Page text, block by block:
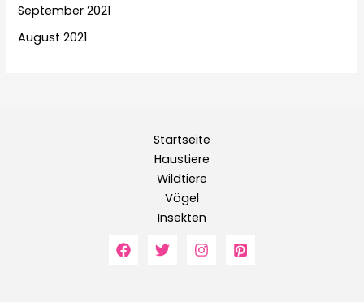
September 2021
August 2021
Startseite
Haustiere
Wildtiere
Vögel
Insekten